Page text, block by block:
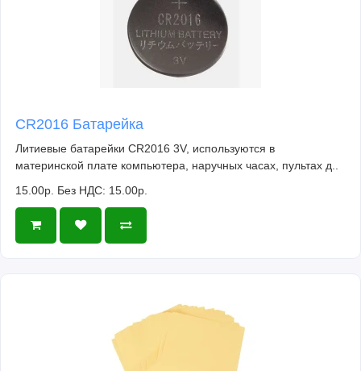
CR2016 Батарейка
Литиевые батарейки CR2016 3V, используются в
материнской плате компьютера, наручных часах, пультах д..
15.00р. Без НДС: 15.00р.